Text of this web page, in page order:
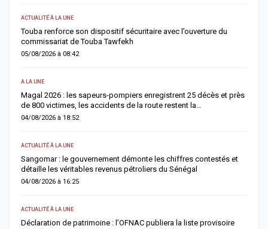
ACTUALITÉ À LA UNE
Touba renforce son dispositif sécuritaire avec l’ouverture du
commissariat de Touba Tawfekh
05/08/2026 à 08:42
A LA UNE
Magal 2026 : les sapeurs-pompiers enregistrent 25 décès et près
de 800 victimes, les accidents de la route restent la…
04/08/2026 à 18:52
ACTUALITÉ À LA UNE
Sangomar : le gouvernement démonte les chiffres contestés et
détaille les véritables revenus pétroliers du Sénégal
04/08/2026 à 16:25
ACTUALITÉ À LA UNE
Déclaration de patrimoine : l’OFNAC publiera la liste provisoire